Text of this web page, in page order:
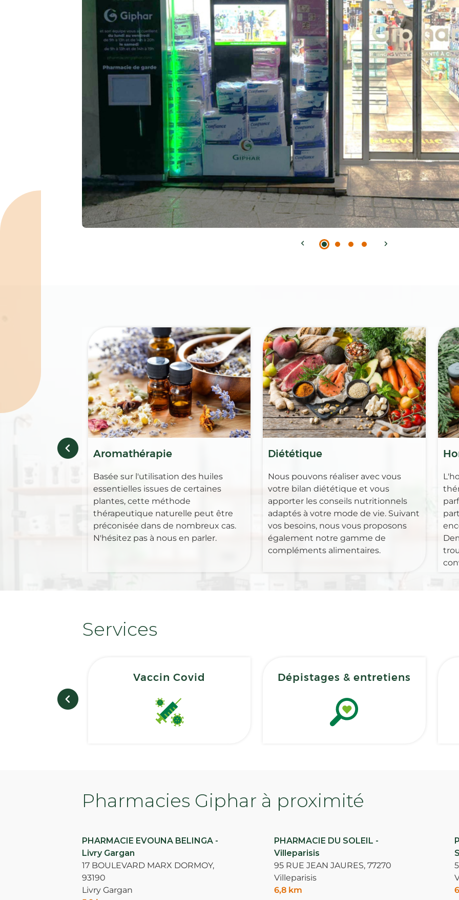
Aromathérapie
Basée sur l'utilisation des huiles
essentielles issues de certaines
plantes, cette méthode
thérapeutique naturelle peut être
préconisée dans de nombreux cas.
N'hésitez pas à nous en parler.
Diététique
Nous pouvons réaliser avec vous
votre bilan diététique et vous
apporter les conseils nutritionnels
adaptés à votre mode de vie. Suivant
vos besoins, nous vous proposons
également notre gamme de
compléments alimentaires.
Services
Vaccin Covid Dépistages & entretiens
Pharmacies Giphar à proximité
PHARMACIE EVOUNA BELINGA -
Livry Gargan
17 BOULEVARD MARX DORMOY,
93190
Livry Gargan
PHARMACIE DU SOLEIL -
Villeparisis
95 RUE JEAN JAURES, 77270
Villeparisis
6,8 km